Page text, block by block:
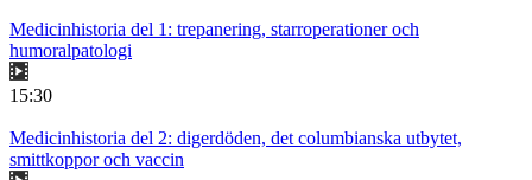
Medicinhistoria del 1: trepanering, starroperationer och
humoralpatologi
15:30
Medicinhistoria del 2: digerdöden, det columbianska utbytet,
smittkoppor och vaccin